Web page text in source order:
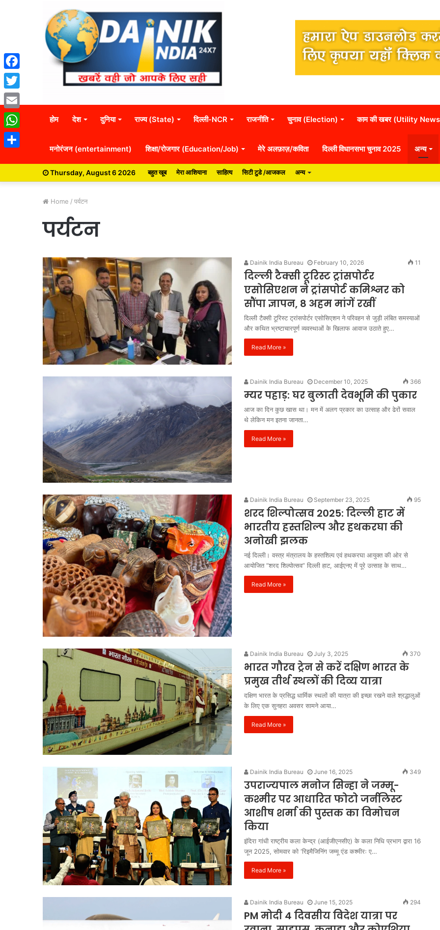
होम देश दुनिया राज्य (State) दिल्ली-NCR राजनीति चुनाव (Election) काम की खबर (Utility
मनोरंजन (entertainment) शिक्षा/रोजगार (Education/Job) मेरे अलफ़ाज़/कविता दिल्ली विधानसभा चुनाव 2025 अन्य
Thursday, August 6 2026 बहुत खूब मेरा आशियाना साहित्य सिटी टुडे /आजकल अन्य
Home / पर्यटन
पर्यटन
Dainik India Bureau February 10, 2026 11
दिल्ली टैक्सी टूरिस्ट ट्रांसपोर्टर
एसोसिएशन ने ट्रांसपोर्ट कमिश्नर को
सौंपा ज्ञापन, 8 अहम मांगें रखीं
दिल्ली टैक्सी टूरिस्ट ट्रांसपोर्टर एसोसिएशन ने परिवहन से जुड़ी लंबित समस्याओं
और कथित भ्रष्टाचारपूर्ण व्यवस्थाओं के खिलाफ आवाज उठाते हुए…
Read More »
Dainik India Bureau December 10, 2025 366
म्यर पहाड़: घर बुलाती देवभूमि की पुकार
आज का दिन कुछ खास था। मन में अलग प्रकार का उत्साह और ढेरों सवाल
थे लेकिन मन इतना जानता…
Read More »
Dainik India Bureau September 23, 2025 95
शरद शिल्पोत्सव 2025: दिल्ली हाट में
भारतीय हस्तशिल्प और हथकरघा की
अनोखी झलक
नई दिल्ली। वस्त्र मंत्रालय के हस्तशिल्प एवं हथकरघा आयुक्त की ओर से
आयोजित “शरद शिल्पोत्सव” दिल्ली हाट, आईएनए में पूरे उत्साह के साथ…
Read More »
Dainik India Bureau July 3, 2025 370
भारत गौरव ट्रेन से करें दक्षिण भारत के
प्रमुख तीर्थ स्थलों की दिव्य यात्रा
दक्षिण भारत के प्रसिद्ध धार्मिक स्थलों की यात्रा की इच्छा रखने वाले श्रद्धालुओं
के लिए एक सुनहरा अवसर सामने आया…
Read More »
Dainik India Bureau June 16, 2025 349
उपराज्यपाल मनोज सिन्हा ने जम्मू-
कश्मीर पर आधारित फोटो जर्नलिस्ट
आशीष शर्मा की पुस्तक का विमोचन
किया
इंदिरा गांधी राष्ट्रीय कला केन्द्र (आईजीएनसीए) के कला निधि प्रभाग द्वारा 16
जून 2025, सोमवार को ‘रिइमैजिनिंग जम्मू एंड कश्मीरः ए…
Read More »
Dainik India Bureau June 15, 2025 294
PM मोदी 4 दिवसीय विदेश यात्रा पर
भारत
आंदोलन
Paper
Leak
Bill
Facebook
Twitter
Email
WhatsApp